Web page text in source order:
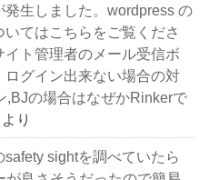
生しました。wordpress の
いてはこちらをご覧くださ
ト管理者のメール受信ボ
グイン出来ない場合の対
,BJの場合はなぜかRinkerで
より
sightを調べていたら